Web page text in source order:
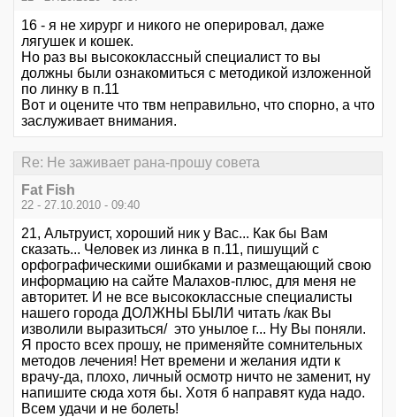
16 - я не хирург и никого не оперировал, даже
лягушек и кошек.
Но раз вы высококлассный специалист то вы
должны были ознакомиться с методикой изложенной
по линку в п.11
Вот и оцените что твм неправильно, что спорно, а что
заслуживает внимания.
Re: Не заживает рана-прошу совета
Fat Fish
22 - 27.10.2010 - 09:40
21, Альтруист, хороший ник у Вас... Как бы Вам
сказать... Человек из линка в п.11, пишущий с
орфографическими ошибками и размещающий свою
информацию на сайте Малахов-плюс, для меня не
авторитет. И не все высококлассные специалисты
нашего города ДОЛЖНЫ БЫЛИ читать /как Вы
изволили выразиться/ это унылое г... Ну Вы поняли.
Я просто всех прошу, не применяйте сомнительных
методов лечения! Нет времени и желания идти к
врачу-да, плохо, личный осмотр ничто не заменит, ну
напишите сюда хотя бы. Хотя б направят куда надо.
Всем удачи и не болеть!